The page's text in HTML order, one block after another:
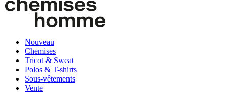
Nouveau
Chemises
Tricot & Sweat
Polos & T-shirts
Sous-vêtements
Vente